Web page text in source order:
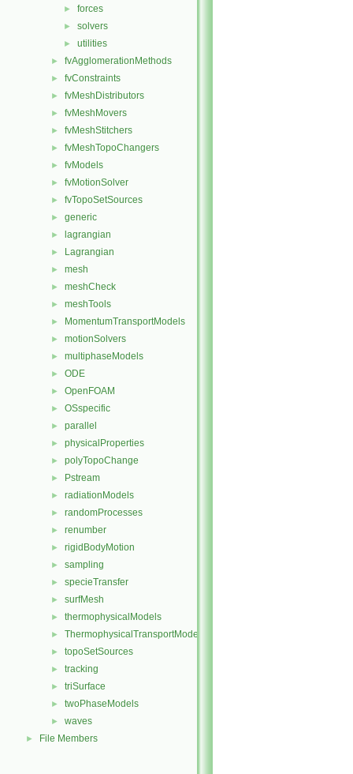
► forces
► solvers
► utilities
► fvAgglomerationMethods
► fvConstraints
► fvMeshDistributors
► fvMeshMovers
► fvMeshStitchers
► fvMeshTopoChangers
► fvModels
► fvMotionSolver
► fvTopoSetSources
► generic
► lagrangian
► Lagrangian
► mesh
► meshCheck
► meshTools
► MomentumTransportModels
► motionSolvers
► multiphaseModels
► ODE
► OpenFOAM
► OSspecific
► parallel
► physicalProperties
► polyTopoChange
► Pstream
► radiationModels
► randomProcesses
► renumber
► rigidBodyMotion
► sampling
► specieTransfer
► surfMesh
► thermophysicalModels
► ThermophysicalTransportModels
► topoSetSources
► tracking
► triSurface
► twoPhaseModels
► waves
► File Members